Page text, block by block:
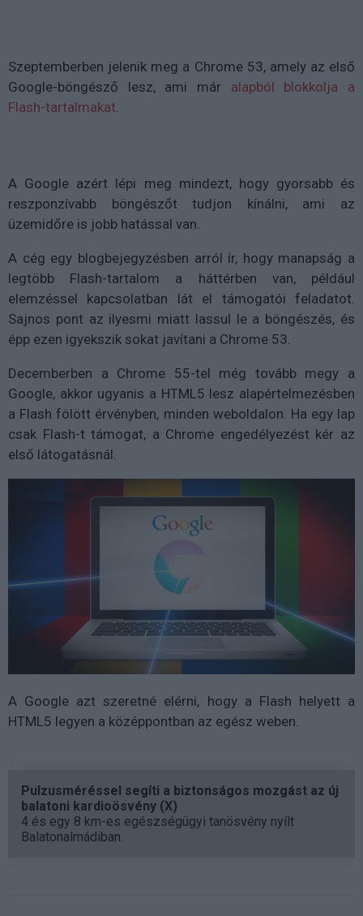
Szeptemberben jelenik meg a Chrome 53, amely az első
Google-böngésző lesz, ami már alapból blokkolja a
Flash-tartalmakat.
A Google azért lépi meg mindezt, hogy gyorsabb és
reszponzívabb böngészőt tudjon kínálni, ami az
üzemidőre is jobb hatással van.
A cég egy blogbejegyzésben arról ír, hogy manapság a
legtöbb Flash-tartalom a háttérben van, például
elemzéssel kapcsolatban lát el támogatói feladatot.
Sajnos pont az ilyesmi miatt lassul le a böngészés, és
épp ezen igyekszik sokat javítani a Chrome 53.
Decemberben a Chrome 55-tel még tovább megy a
Google, akkor ugyanis a HTML5 lesz alapértelmezésben
a Flash fölött érvényben, minden weboldalon. Ha egy lap
csak Flash-t támogat, a Chrome engedélyezést kér az
első látogatásnál.
A Google azt szeretné elérni, hogy a Flash helyett a
HTML5 legyen a középpontban az egész weben.
Pulzusméréssel segíti a biztonságos mozgást az új
balatoni kardioösvény (X)
4 és egy 8 km-es egészségügyi tanösvény nyílt
Balatonalmádiban.